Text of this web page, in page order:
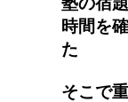
時間を
た
そこで